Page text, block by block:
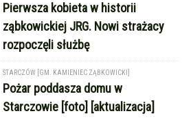
Pierwsza kobieta w historii
ząbkowickiej JRG. Nowi strażacy
rozpoczęli służbę
STARCZÓW [GM. KAMIENIEC ZĄBKOWICKI]
Pożar poddasza domu w
Starczowie [foto] [aktualizacja]